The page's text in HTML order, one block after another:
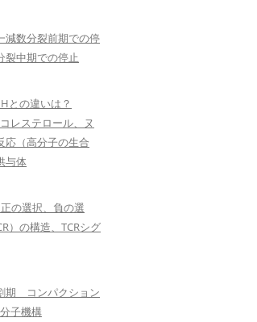
数分裂前期での停
裂中期での停止
との違いは？
レステロール、ヌ
応（高分子の生合
与体
の選択、負の選
）の構造、TCRシグ
期 コンパクション
子機構